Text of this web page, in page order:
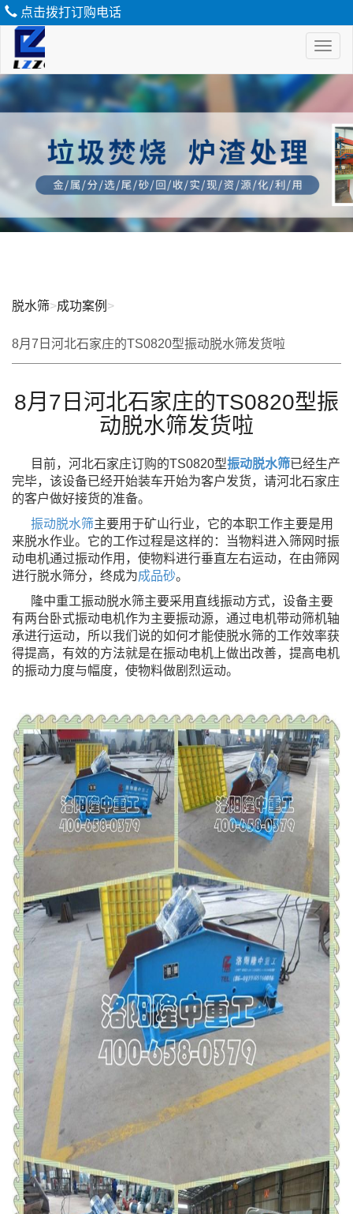
点击拨打订购电话
脱
水
脱水筛>成功案例 >
8月7日河北石家庄的TS0820型振动脱水筛发货啦
8月7日河北石家庄的TS0820型振
动脱水筛发货啦
目前，河北石家庄订购的TS0820型振动脱水筛已经生产
完毕，该设备已经开始装车开始为客户发货，请河北石家庄
的客户做好接货的准备。
振动脱水筛主要用于矿山行业，它的本职工作主要是用
来脱水作业。它的工作过程是这样的：当物料进 入筛网时振
动电机通过振动作用，使物料进行垂直左右运动，在由筛网
进行脱水筛分，终成为成品砂。
隆中重工振动脱水筛主要采用直线振动方式，设备主要
有两台卧式振动电机作为主要振动源，通过电机带动筛机轴
承进行运动，所以我们说的如何才能使脱水筛的工作效率获
得提高，有效的方法就是在振动电机上做出改善，提高电机
的振动力度与幅度，使物料做剧烈运动。